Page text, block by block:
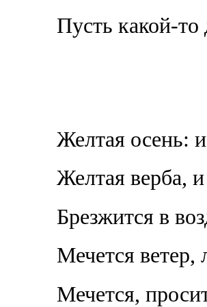
Пусть какой-то
Желтая осень:
Желтая верба,
Брезжится в
Мечется ветер,
Мечется,